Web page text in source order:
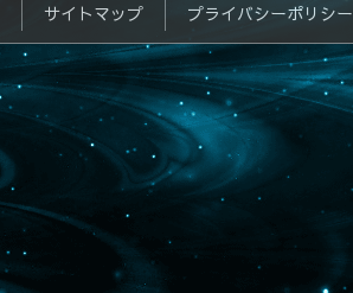
サイトマップ プライバシーポリシー